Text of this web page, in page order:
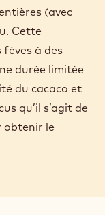
(avec
Cette
à des
durée limitée
du cacaco et
qu’il s’agit de
obtenir le